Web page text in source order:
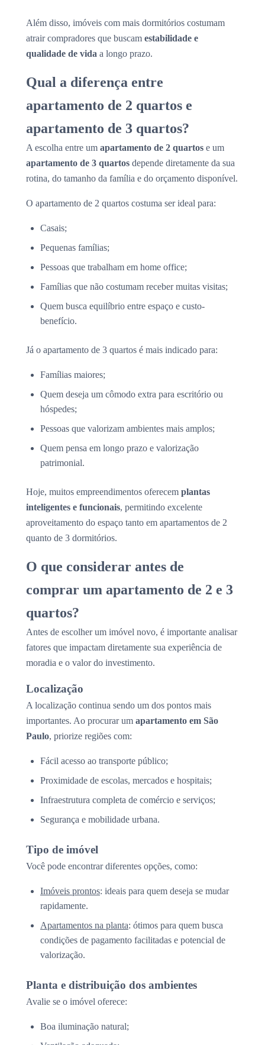
Além disso, imóveis com mais dormitórios costumam
atrair compradores que buscam estabilidade e
qualidade de vida a longo prazo.
Qual a diferença entre
apartamento de 2 quartos e
apartamento de 3 quartos?
A escolha entre um apartamento de 2 quartos e um
apartamento de 3 quartos depende diretamente da sua
rotina, do tamanho da família e do orçamento disponível.
O apartamento de 2 quartos costuma ser ideal para:
Casais;
Pequenas famílias;
Pessoas que trabalham em home office;
Famílias que não costumam receber muitas visitas;
Quem busca equilíbrio entre espaço e custo-
benefício.
Já o apartamento de 3 quartos é mais indicado para:
Famílias maiores;
Quem deseja um cômodo extra para escritório ou
hóspedes;
Pessoas que valorizam ambientes mais amplos;
Quem pensa em longo prazo e valorização
patrimonial.
Hoje, muitos empreendimentos oferecem plantas
inteligentes e funcionais, permitindo excelente
aproveitamento do espaço tanto em apartamentos de 2
quanto de 3 dormitórios.
O que considerar antes de
comprar um apartamento de 2 e 3
quartos?
Antes de escolher um imóvel novo, é importante analisar
fatores que impactam diretamente sua experiência de
moradia e o valor do investimento.
Localização
A localização continua sendo um dos pontos mais
importantes. Ao procurar um apartamento em São
Paulo, priorize regiões com:
Fácil acesso ao transporte público;
Proximidade de escolas, mercados e hospitais;
Infraestrutura completa de comércio e serviços;
Segurança e mobilidade urbana.
Tipo de imóvel
Você pode encontrar diferentes opções, como:
Imóveis prontos: ideais para quem deseja se mudar
rapidamente.
Apartamentos na planta: ótimos para quem busca
condições de pagamento facilitadas e potencial de
valorização.
Planta e distribuição dos ambientes
Avalie se o imóvel oferece:
Boa iluminação natural;